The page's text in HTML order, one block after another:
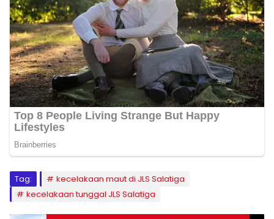
Tag:
kecelakaan maut di JLS Salatiga
kecelakaan tunggal JLS Salatiga